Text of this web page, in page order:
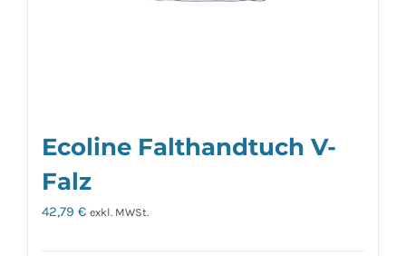
Ecoline Falthandtuch V-
Falz
42,79 € exkl. MWSt.